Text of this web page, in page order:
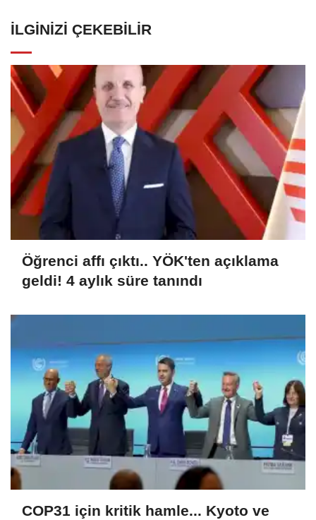
İLGINIZI ÇEKEBILIR
Öğrenci affı çıktı.. YÖK'ten açıklama
geldi! 4 aylık süre tanındı
COP31 için kritik hamle... Kyoto ve